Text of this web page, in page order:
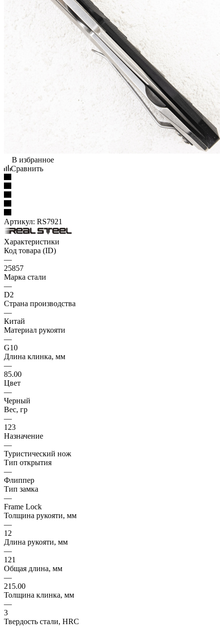
В избранное
Сравнить
Артикул: RS7921
Характеристики
Код товара (ID)
—
25857
Марка стали
—
D2
Страна производства
—
Китай
Материал рукояти
—
G10
Длина клинка, мм
—
85.00
Цвет
—
Черный
Вес, гр
—
123
Назначение
—
Туристический нож
Тип открытия
—
Флиппер
Тип замка
—
Frame Lock
Толщина рукояти, мм
—
12
Длина рукояти, мм
—
121
Общая длина, мм
—
215.00
Толщина клинка, мм
—
3
Твердость стали, HRC